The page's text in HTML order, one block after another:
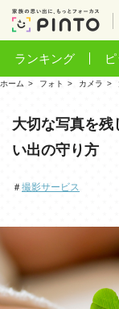
ランキング
ホーム フォト カメラ
大切な写真を残
い出の守り方
＃撮影サービス